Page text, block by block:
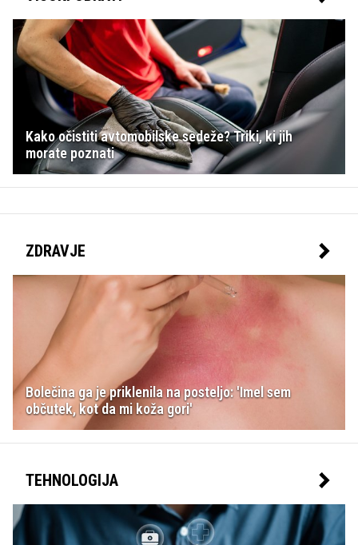
Kako očistiti avtomobilske sedeže? Triki, ki jih
morate poznati
ZDRAVJE
Bolečina ga je priklenila na posteljo: 'Imel sem
občutek, kot da mi koža gori'
TEHNOLOGIJA